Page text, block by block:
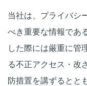
当社は、プライバシ
べき重要な情報であ
した際には厳重に管
る不正アクセス・改
防措置を講ずるとと